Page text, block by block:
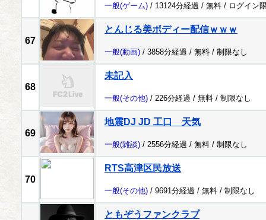
一般(ゲーム) / 13124分経過 / 無料 / ログイン
67
とんじる美ボディー配信ｗｗｗ
一般(動画) / 3858分経過 / 無料 / 制限なし
68
未記入
一般(その他) / 226分経過 / 無料 / 制限なし
69
地震DJ JD 工口 天気
一般(雑談) / 2556分経過 / 無料 / 制限なし
70
RTS高津区民放送
一般(その他) / 9691分経過 / 無料 / 制限なし
ともぞうファンクラブ